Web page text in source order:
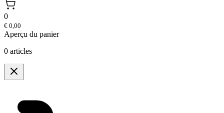
0
€ 0,00
Aperçu du panier
0 articles